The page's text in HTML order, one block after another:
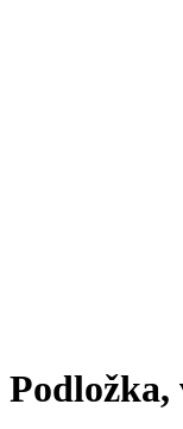
Podložka,